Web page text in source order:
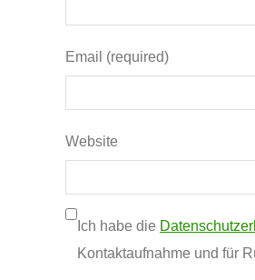
Email (required)
Website
Ich habe die
Kontaktaufnahme und für